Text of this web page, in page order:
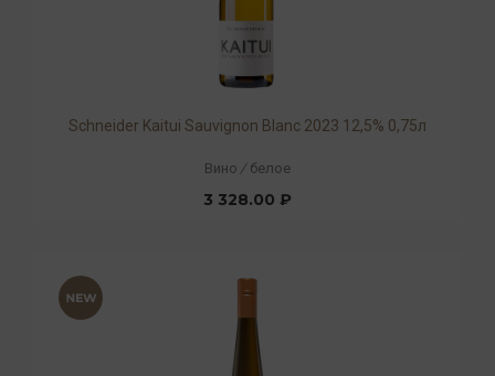
Schneider Kaitui Sauvignon Blanc 2023 12,5% 0,75л
Вино / белое
3 328.00 ₽